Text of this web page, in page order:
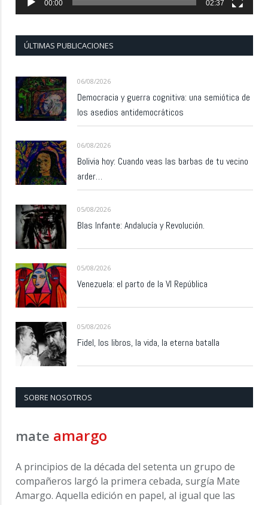
00:00 02:37
ÚLTIMAS PUBLICACIONES
06/08/2026
Democracia y guerra cognitiva: una semiótica de
los asedios antidemocráticos
06/08/2026
Bolivia hoy: Cuando veas las barbas de tu vecino
arder…
05/08/2026
Blas Infante: Andalucía y Revolución.
05/08/2026
Venezuela: el parto de la VI República
05/08/2026
Fidel, los libros, la vida, la eterna batalla
SOBRE NOSOTROS
mate amargo
A principios de la década del setenta un grupo de
compañeros largó la primera cebada, surgía Mate
Amargo. Aquella edición en papel, al igual que las